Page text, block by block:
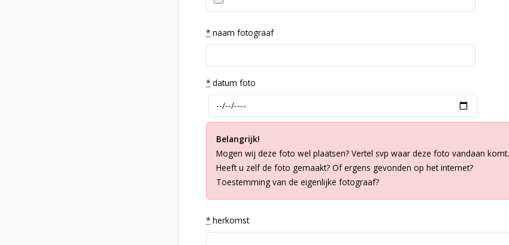
* naam fotograaf
* datum foto
Belangrijk!
Mogen wij deze foto wel plaatsen? Vertel svp waar deze foto vandaan komt.
Heeft u zelf de foto gemaakt? Of ergens gevonden op het internet?
Toestemming van de eigenlijke fotograaf?
* herkomst